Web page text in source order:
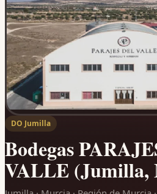
DO Jumilla
Bodegas
VALLE (Jumilla,